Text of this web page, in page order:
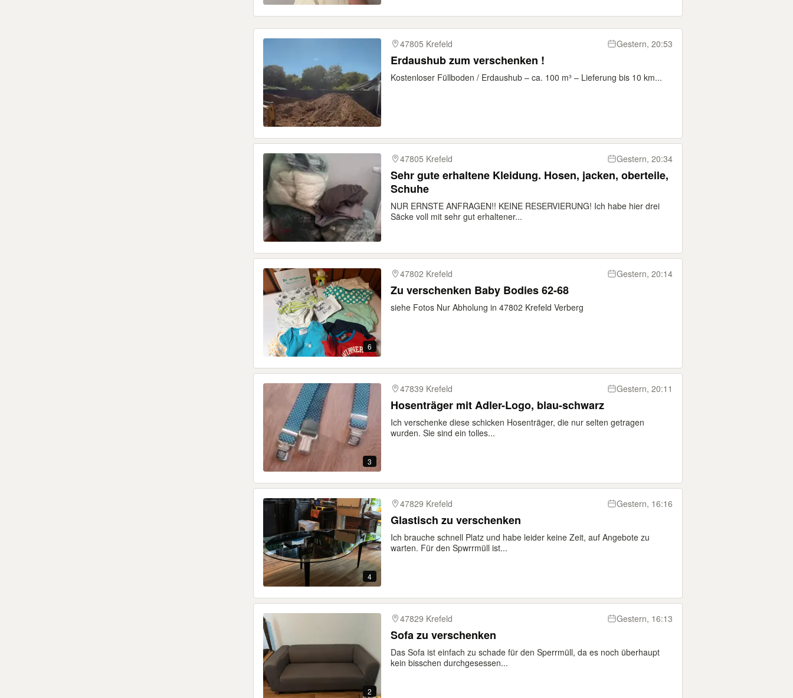
47805 Krefeld Gestern, 20:53
Erdaushub zum verschenken !
Kostenloser Füllboden / Erdaushub – ca. 100 m³ – Lieferung bis 10 km...
47805 Krefeld Gestern, 20:34
Sehr gute erhaltene Kleidung. Hosen, jacken, oberteile,
Schuhe
NUR ERNSTE ANFRAGEN!! KEINE RESERVIERUNG! Ich habe hier drei
Säcke voll mit sehr gut erhaltener...
6
47802 Krefeld Gestern, 20:14
Zu verschenken Baby Bodies 62-68
siehe Fotos Nur Abholung in 47802 Krefeld Verberg
3
47839 Krefeld Gestern, 20:11
Hosenträger mit Adler-Logo, blau-schwarz
Ich verschenke diese schicken Hosenträger, die nur selten getragen
wurden. Sie sind ein tolles...
4
47829 Krefeld Gestern, 16:16
Glastisch zu verschenken
Ich brauche schnell Platz und habe leider keine Zeit, auf Angebote zu
warten. Für den Spwrrmüll ist...
2
47829 Krefeld Gestern, 16:13
Sofa zu verschenken
Das Sofa ist einfach zu schade für den Sperrmüll, da es noch überhaupt
kein bisschen durchgesessen...